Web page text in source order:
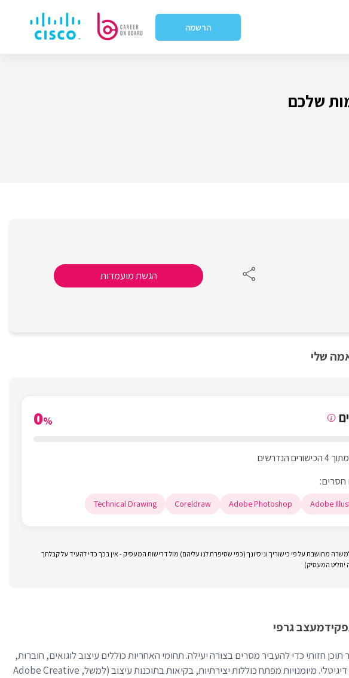
הרשמה
שלכם
הגשת מועמדות
שלי
i
0%
חסרים:
Adobe
Adobe Photoshop
Coreldraw
Technical Drawing
מחושבת על פי כישוריך וניסיונך (כפי שסיפרת לנו עליהם) מול דרישות המעסיק - אין בכך כדי להעיד על קבלתך
יחליט המעסיק)
מעצב גרפי
תוכן חזותי כדי להעביר מסרים בצורה יעילה. תחומי האחריות כוללים עיצוב לוגואים, חוברות,
פרסומות ותוכן דיגיטלי. מיומנויות מפתח כוללות יצירתיות, בקיאות בתוכנות עיצוב (למשל, Adobe Creative